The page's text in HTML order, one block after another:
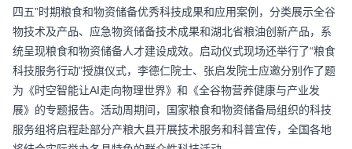
四五”时期粮食和物资储备优秀科技成果和应用案例，分类展示全谷
物技术及产品、应急物资储备技术成果和湖北省粮油创新产品，系
统呈现粮食和物资储备人才建设成效。启动仪式现场还举行了“粮食
科技服务行动”授旗仪式，李德仁院士、张启发院士应邀分别作了题
为《时空智能让AI走向物理世界》和《全谷物营养健康与产业发
展》的专题报告。活动周期间，国家粮食和物资储备局组织的科技
服务组将启程赴部分产粮大县开展技术服务和科普宣传，全国各地